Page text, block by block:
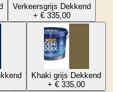
Verkeersgrijs Dekkend
+ € 335,00
Khaki grijs Dekkend
+ € 335,00